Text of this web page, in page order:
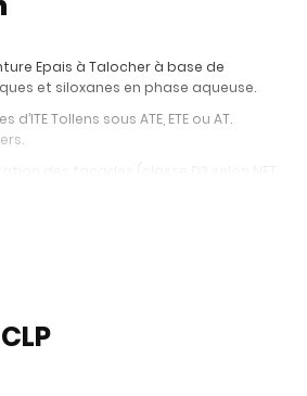
Epais à Talocher à base de
et siloxanes en phase aqueuse.
Tollens sous ATE, ETE ou AT.